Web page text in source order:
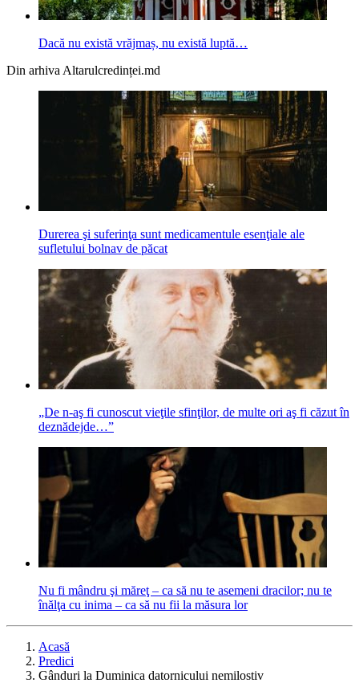
Dacă nu există vrăjmaș, nu există luptă…
Din arhiva Altarulcredinței.md
Durerea şi suferinţa sunt medicamentule esenţiale ale
sufletului bolnav de păcat
„De n-aş fi cunoscut vieţile sfinţilor, de multe ori aş fi căzut în
deznădejde…”
Nu fi mândru şi măreţ – ca să nu te asemeni dracilor; nu te
înălţa cu inima – ca să nu fii la măsura lor
Acasă
Predici
Gânduri la Duminica datornicului nemilostiv